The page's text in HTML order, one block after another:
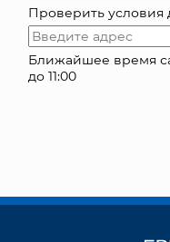
Проверить условия
Ближайшее время
до 11:00